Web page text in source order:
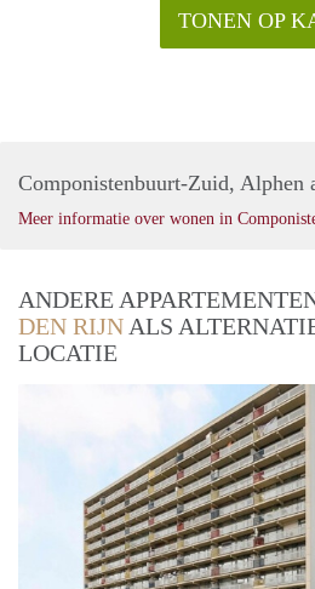
TONEN OP
Componistenbuurt-Zuid, Alphen
Meer informatie over wonen in
ANDERE
DEN RIJN ALS
LOCATIE